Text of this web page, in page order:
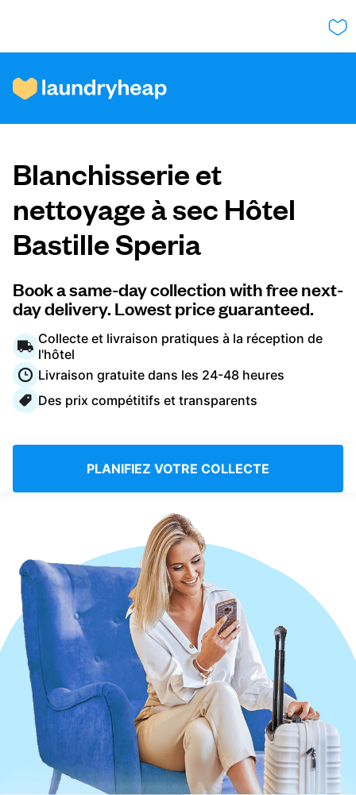
Comment ça fonctionne
Prix et services
À propos de nous
Pour les entreprises
Connectez-vous
France FR
Blanchisserie et
nettoyage à sec Hôtel
Bastille Speria
Book a same-day collection with free next-
day delivery. Lowest price guaranteed.
Collecte et livraison pratiques à la réception de
l'hôtel
Livraison gratuite dans les 24-48 heures
Des prix compétitifs et transparents
PLANIFIEZ VOTRE COLLECTE